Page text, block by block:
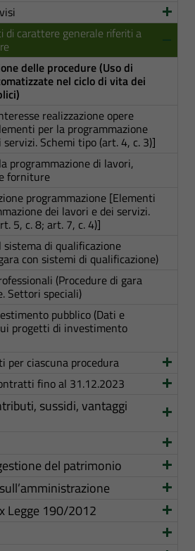
di carattere generale riferiti a
delle procedure (Uso di
nel ciclo di vita dei
realizzazione opere
per la programmazione
Schemi tipo (art. 4, c. 3)]
programmazione di lavori,
forniture
programmazione [Elementi
dei lavori e dei servizi.
5, c. 8; art. 7, c. 4)]
di qualificazione
con sistemi di qualificazione)
(Procedure di gara
Settori speciali)
pubblico (Dati e
progetti di investimento
per ciascuna procedura
fino al 31.12.2023
sussidi, vantaggi
del patrimonio
Legge 190/2012